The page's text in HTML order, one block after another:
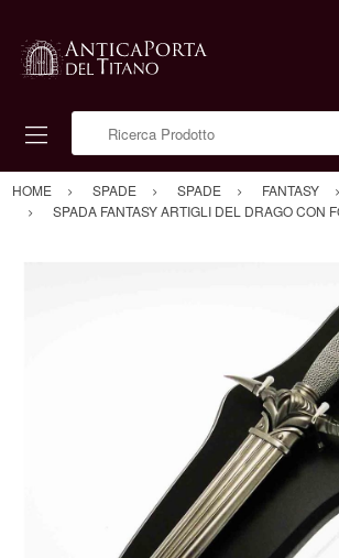
HOME SPADE SPADE FANTASY
SPADA FANTASY ARTIGLI DEL DRAGO CON